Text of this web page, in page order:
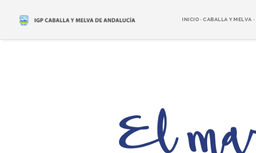
INICIO CABALLA Y MELVA